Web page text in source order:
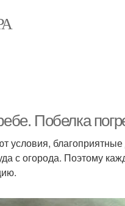
Побелка
с огорода. Поэтому